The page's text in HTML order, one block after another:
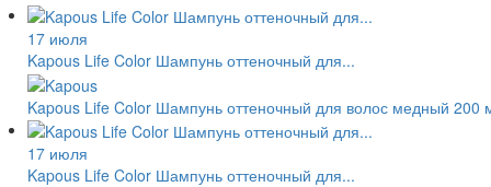
17 июля
Kapous Life Color Шампунь оттеночный для...
Kapous Life Color Шампунь оттеночный для волос медный 200
17 июля
Kapous Life Color Шампунь оттеночный для...